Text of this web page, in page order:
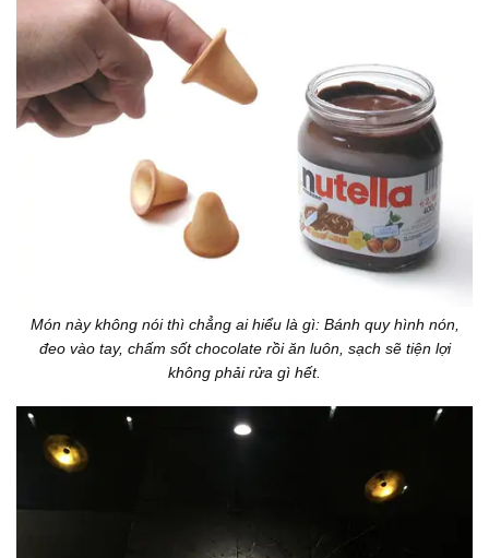
Món này không nói thì chẳng ai hiểu là gì: Bánh quy hình nón,
đeo vào tay, chấm sốt chocolate rồi ăn luôn, sạch sẽ tiện lợi
không phải rửa gì hết.